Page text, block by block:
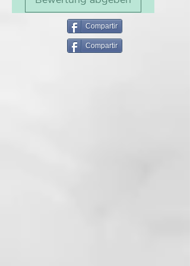
Fórmula profesional.
Tamaño: 200 ml
MODO DE USO
Compartir
Compartir